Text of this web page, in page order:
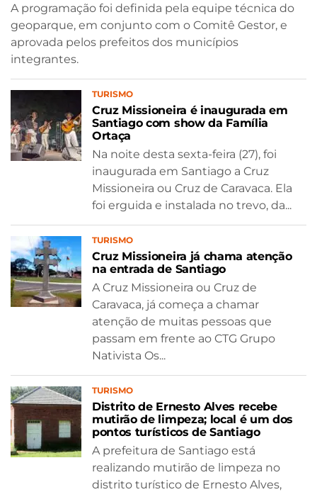
A programação foi definida pela equipe técnica do
geoparque, em conjunto com o Comitê Gestor, e
aprovada pelos prefeitos dos municípios
integrantes.
TURISMO
Cruz Missioneira é inaugurada em
Santiago com show da Família
Ortaça
Na noite desta sexta-feira (27), foi
inaugurada em Santiago a Cruz
Missioneira ou Cruz de Caravaca. Ela
foi erguida e instalada no trevo, da...
TURISMO
Cruz Missioneira já chama atenção
na entrada de Santiago
A Cruz Missioneira ou Cruz de
Caravaca, já começa a chamar
atenção de muitas pessoas que
passam em frente ao CTG Grupo
Nativista Os...
TURISMO
Distrito de Ernesto Alves recebe
mutirão de limpeza; local é um dos
pontos turísticos de Santiago
A prefeitura de Santiago está
realizando mutirão de limpeza no
distrito turístico de Ernesto Alves,